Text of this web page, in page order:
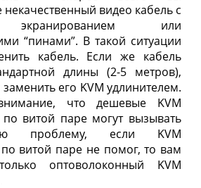
некачественный видео кабель с
или
“пинами”. В такой ситуации
кабель. Если же кабель
длины (2-5 метров),
его KVM удлинителем.
что дешевые KVM
по витой паре могут вызывать
проблему, если KVM
витой паре не помог, то вам
оптоволоконный KVM